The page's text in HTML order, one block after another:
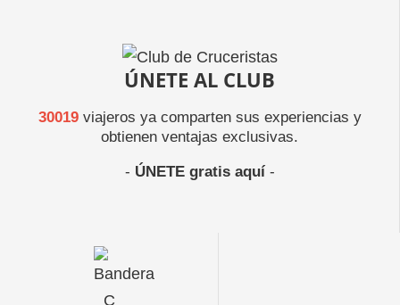
ÚNETE AL CLUB
30019viajeros ya comparten sus experiencias y
obtienen ventajas exclusivas.
- ÚNETE gratis aquí-